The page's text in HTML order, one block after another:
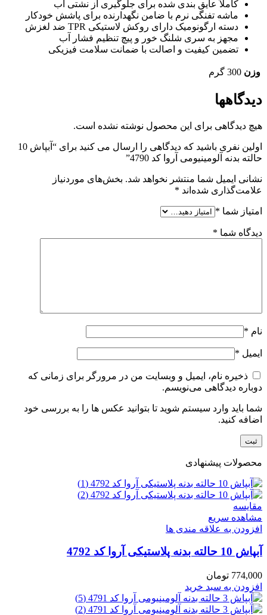
کاملاً عایق بندی شده برای جلوگیری از نشتی آب
ماشه تفنگی نرم با ضامن نگهدارنده برای پاشش خودکار
دسته ارگونومیک دارای روکش لاستیکی TPR ضد لغزش
مجهز به سری شلنگ خور و پیچ تنظیم فشار آب
تضمین کیفیت و اصالت با ضمانت سلامت فیزیکی
وزن 300 گرم
دیدگاهها
هیچ دیدگاهی برای این محصول نوشته نشده است.
اولین نفری باشید که دیدگاهی را ارسال می کنید برای “آبپاش 10
حالته بدنه آلومینیومی آروا کد 4790”
نشانی ایمیل شما منتشر نخواهد شد. بخش‌های موردنیاز
علامت‌گذاری شده‌اند *
امتیاز شما *
دیدگاه شما *
نام *
ایمیل *
ذخیره نام، ایمیل و وبسایت من در مرورگر برای زمانی که
دوباره دیدگاهی می‌نویسم.
شما باید وارد سیستم شوید تا بتوانید عکس ها را به بررسی خود
اضافه کنید.
محصولات پیشنهادی
مقایسه
مشاهده سریع
افزودن به علاقه مندی ها
آبپاش 10 حالته بدنه پلاستیکی آروا کد 4792
774,000 تومان
افزودن به سبد خرید